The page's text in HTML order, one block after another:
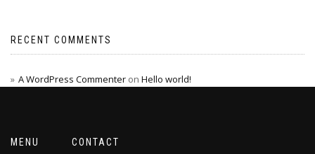
RECENT COMMENTS
A WordPress Commenter on Hello world!
MENU CONTACT